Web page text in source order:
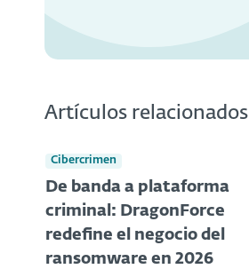
Artículos relacionados
Cibercrimen
De banda a plataforma
criminal: DragonForce
redefine el negocio del
ransomware en 2026